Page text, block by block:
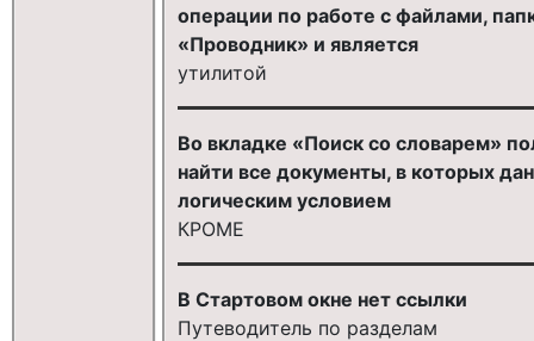
операции по работе с файлами,
«Проводник» и является
утилитой
Во вкладке «Поиск со словарем»
найти все документы, в которых
логическим условием
КРОМЕ
В Стартовом окне нет ссылки
Путеводитель по разделам